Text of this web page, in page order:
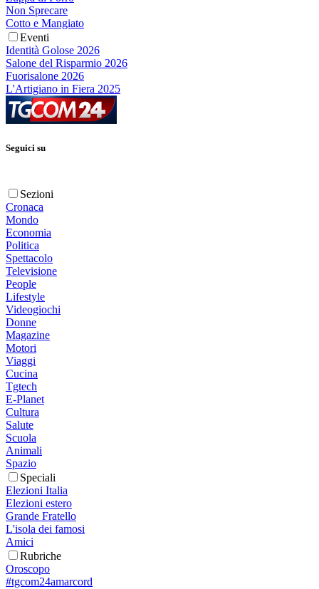
Non Sprecare
Cotto e Mangiato
Eventi
Identità Golose 2026
Salone del Risparmio 2026
Fuorisalone 2026
L'Artigiano in Fiera 2025
Seguici su
Sezioni
Cronaca
Mondo
Economia
Politica
Spettacolo
Televisione
People
Lifestyle
Videogiochi
Donne
Magazine
Motori
Viaggi
Cucina
Tgtech
E-Planet
Cultura
Salute
Scuola
Animali
Spazio
Speciali
Elezioni Italia
Elezioni estero
Grande Fratello
L'isola dei famosi
Amici
Rubriche
Oroscopo
#tgcom24amarcord